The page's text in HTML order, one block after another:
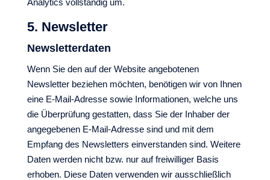
Analytics vollständig um.
5. Newsletter
Newsletterdaten
Wenn Sie den auf der Website angebotenen
Newsletter beziehen möchten, benötigen wir von Ihnen
eine E-Mail-Adresse sowie Informationen, welche uns
die Überprüfung gestatten, dass Sie der Inhaber der
angegebenen E-Mail-Adresse sind und mit dem
Empfang des Newsletters einverstanden sind. Weitere
Daten werden nicht bzw. nur auf freiwilliger Basis
erhoben. Diese Daten verwenden wir ausschließlich